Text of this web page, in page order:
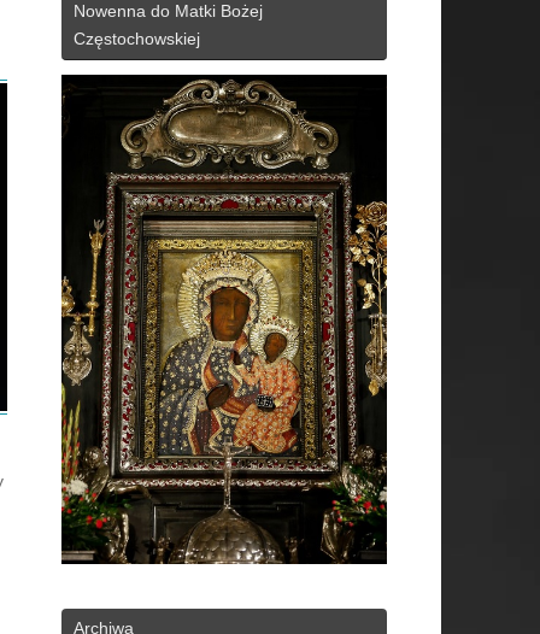
Nowenna do Matki Bożej
Częstochowskiej
Archiwa